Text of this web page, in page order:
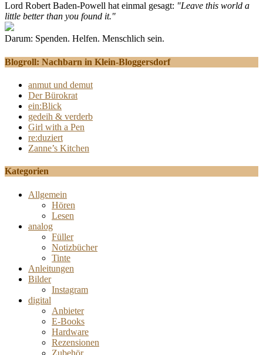
Lord Robert Baden-Powell hat einmal gesagt: "Leave this world a
little better than you found it."
Darum: Spenden. Helfen. Menschlich sein.
Blogroll: Nachbarn in Klein-Bloggersdorf
anmut und demut
Der Bürokrat
ein:Blick
gedeih & verderb
Girl with a Pen
re:duziert
Zanne’s Kitchen
Kategorien
Allgemein
Hören
Lesen
analog
Füller
Notizbücher
Tinte
Anleitungen
Bilder
Instagram
digital
Anbieter
E-Books
Hardware
Rezensionen
Zubehör